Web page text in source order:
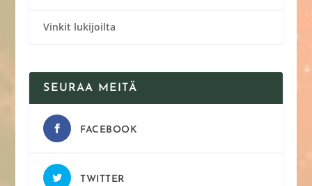
Vinkit lukijoilta
SEURAA MEITÄ
FACEBOOK
TWITTER